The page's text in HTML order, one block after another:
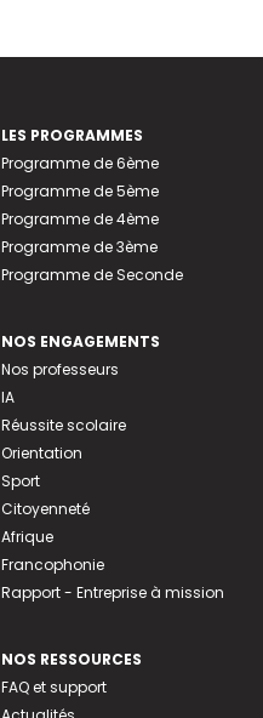
LES PROGRAMMES
Programme de 6ème
Programme de 5ème
Programme de 4ème
Programme de 3ème
Programme de Seconde
NOS ENGAGEMENTS
Nos professeurs
IA
Réussite scolaire
Orientation
Sport
Citoyenneté
Afrique
Francophonie
Rapport - Entreprise à mission
NOS RESSOURCES
FAQ et support